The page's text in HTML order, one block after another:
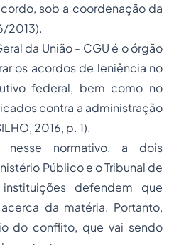
sob a coordenação da
2013).
da União - CGU é o órgão
os acordos de leniência no
federal, bem como no
contra a administração
2016, p. 1).
normativo, a dois
Público e o Tribunal de
defendem que
da matéria. Portanto,
do conflito, que vai sendo